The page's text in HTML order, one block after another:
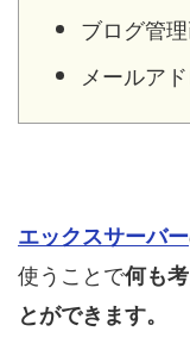
ブログ管
メールア
エックスサーバー
使うことで何も
とができます。